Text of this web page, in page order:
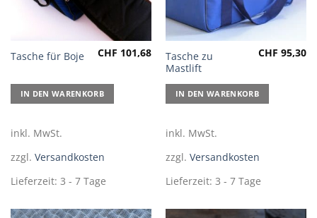
Tasche für Boje CHF 101,68
IN DEN WARENKORB
inkl. MwSt.
zzgl. Versandkosten
Lieferzeit: 3 - 7 Tage
Tasche zu
Mastlift
CHF 95,30
IN DEN WARENKORB
inkl. MwSt.
zzgl. Versandkosten
Lieferzeit: 3 - 7 Tage